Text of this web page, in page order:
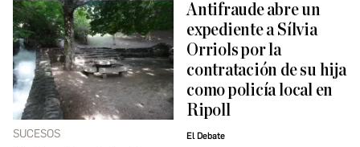
SUCESOS
Antifraude abre un
expediente a Sílvia
Orriols por la
contratación de su hija
como policía local en
Ripoll
El Debate